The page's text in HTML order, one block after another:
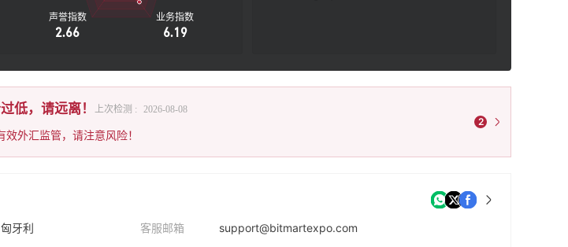
声誉指数
2.66
业务指数
6.19
低，请远离！ 上次检测 : 2026-08-08
外汇监管，请注意风险！
2
匈牙利
客服邮箱
support@bitmartexpo.com